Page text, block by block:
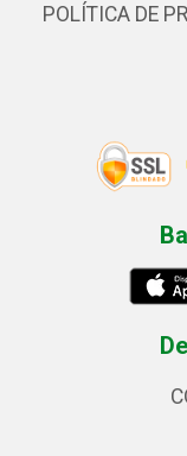
POLÍTICA DE